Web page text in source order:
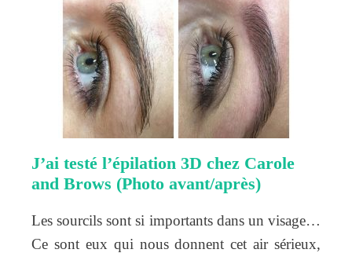
J’ai testé l’épilation 3D chez Carole
and Brows (Photo avant/après)
Les sourcils sont si importants dans un visage…
Ce sont eux qui nous donnent cet air sérieux,